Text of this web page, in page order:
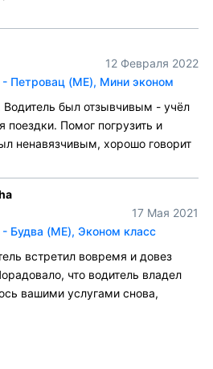
12 Февраля 2022
- Петровац (ME), Мини эконом
Водитель был отзывчивым - учёл
поездки. Помог погрузить и
ненавязчивым, хорошо говорит
17 Мая 2021
Будва (ME), Эконом класс
встретил вовремя и довез
что водитель владел
вашими услугами снова,